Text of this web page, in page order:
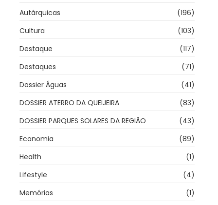
Autárquicas
(196)
Cultura
(103)
Destaque
(117)
Destaques
(71)
Dossier Águas
(41)
DOSSIER ATERRO DA QUEIJEIRA
(83)
DOSSIER PARQUES SOLARES DA REGIÃO
(43)
Economia
(89)
Health
(1)
Lifestyle
(4)
Memórias
(1)